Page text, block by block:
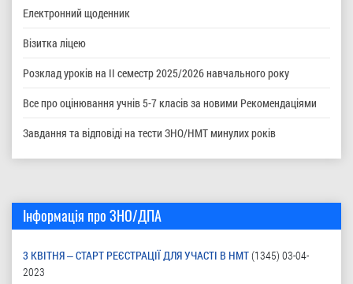
Електронний щоденник
Візитка ліцею
Розклад уроків на ІІ семестр 2025/2026 навчального року
Все про оцінювання учнів 5-7 класів за новими Рекомендаціями
Завдання та відповіді на тести ЗНО/НМТ минулих років
Інформація про ЗНО/ДПА
3 КВІТНЯ ‒ СТАРТ РЕЄСТРАЦІЇ ДЛЯ УЧАСТІ В НМТ(1345) 03-04-
2023